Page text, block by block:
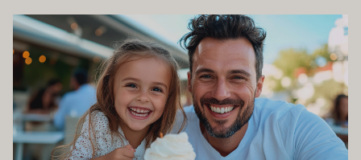
Un Día del Padre para disfrutar, desconectar y
saborear
Este Día del Padre, en Hospes Hotels te invitamos a
celebrar a lo grande a través de nueve destinos únicos…
LEER ARTÍCULO